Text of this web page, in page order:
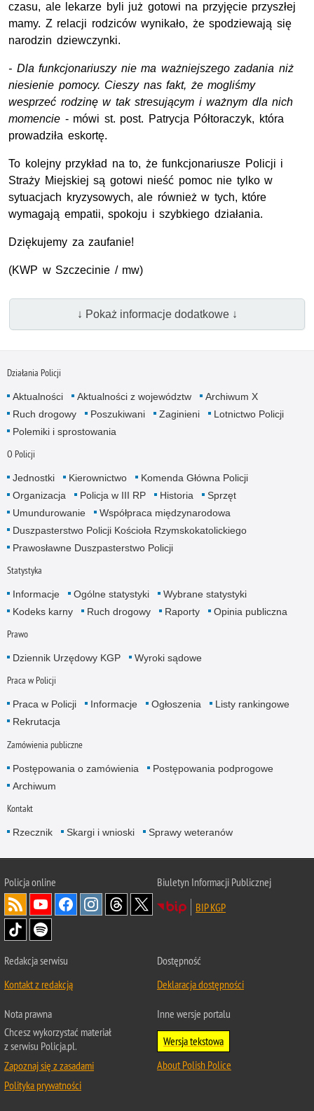
czasu, ale lekarze byli już gotowi na przyjęcie przyszłej
mamy. Z relacji rodziców wynikało, że spodziewają się
narodzin dziewczynki.
- Dla funkcjonariuszy nie ma ważniejszego zadania niż
niesienie pomocy. Cieszy nas fakt, że mogliśmy
wesprzeć rodzinę w tak stresującym i ważnym dla nich
momencie - mówi st. post. Patrycja Półtoraczyk, która
prowadziła eskortę.
To kolejny przykład na to, że funkcjonariusze Policji i
Straży Miejskiej są gotowi nieść pomoc nie tylko w
sytuacjach kryzysowych, ale również w tych, które
wymagają empatii, spokoju i szybkiego działania.
Dziękujemy za zaufanie!
(KWP w Szczecinie / mw)
↓ Pokaż informacje dodatkowe ↓
Działania Policji
Aktualności Aktualności z województw
Archiwum X
Ruch drogowy
Poszukiwani Zaginieni
Lotnictwo Policji
Polemiki i sprostowania
O Policji
Jednostki Kierownictwo
Komenda Główna Policji
Organizacja
Policja w III RP Historia
Sprzęt
Umundurowanie
Współpraca międzynarodowa
Duszpasterstwo Policji Kościoła Rzymskokatolickiego
Prawosławne Duszpasterstwo Policji
Statystyka
Informacje Ogólne statystyki
Wybrane statystyki
Kodeks karny
Ruch drogowy Raporty Opinia publiczna
Prawo
Dziennik Urzędowy KGP Wyroki sądowe
Praca w Policji
Praca w Policji Informacje Ogłoszenia
Listy rankingowe
Rekrutacja
Zamówienia publiczne
Postępowania o zamówienia
Postępowania podprogowe
Archiwum
Kontakt
Rzecznik Skargi i wnioski Sprawy weteranów
Policjaonline
Biuletyn Informacji Publicznej
BIP KGP
Redakcja serwisu
Kontakt z redakcją
Dostępność
Deklaracja dostępności
Nota prawna
Chcesz wykorzystać materiał
z serwisu Policja.pl.
Zapoznaj się z zasadami
Polityka prywatności
Inne wersje portalu
Wersja tekstowa
About Polish Police